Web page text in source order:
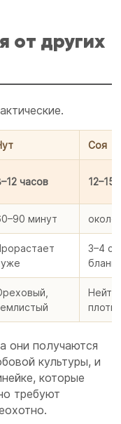
от других
Соя
часов 12–15
минут около
3–4
они получаются
культуры, и
которые
требуют